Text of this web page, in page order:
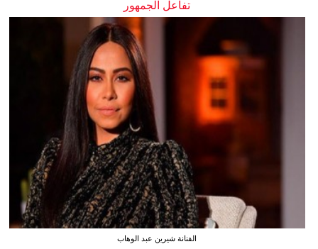
تفاعل الجمهور
الفنانة شيرين عبد الوهاب